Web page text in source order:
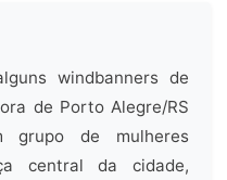
windbanners de
de Porto Alegre/RS
grupo de mulheres
central da cidade,